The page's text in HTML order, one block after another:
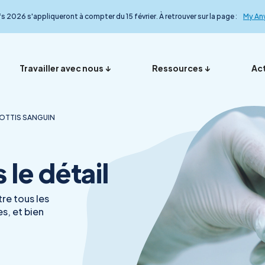
2026 s'appliqueront à compter du 15 février. À retrouver sur la page : My
L’équipe
Nos
Travailler avec nous
France
My Anydiag
Ressources
Nos
le détail
SANGUIN
le détail
tous les
et bien